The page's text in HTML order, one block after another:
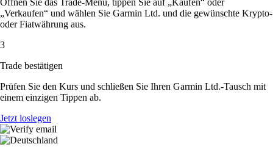
Öffnen Sie das Trade-Menü, tippen Sie auf „Kaufen“ oder
„Verkaufen“ und wählen Sie Garmin Ltd. und die gewünschte Krypto-
oder Fiatwährung aus.
3
Trade bestätigen
Prüfen Sie den Kurs und schließen Sie Ihren Garmin Ltd.-Tausch mit
einem einzigen Tippen ab.
Jetzt loslegen